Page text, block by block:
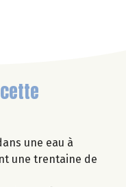
une eau à
une trentaine de